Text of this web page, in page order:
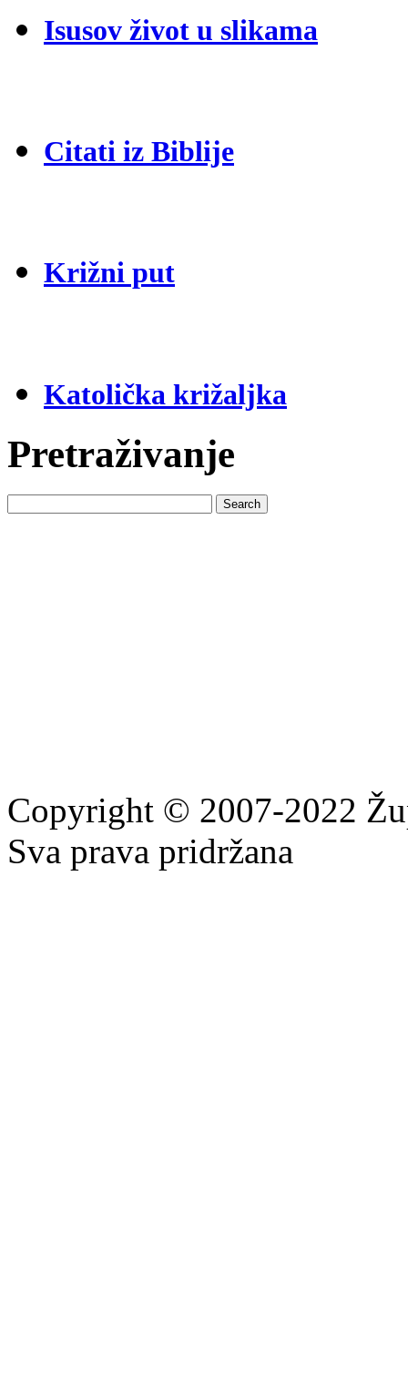
Isusov život u slikama
Citati iz Biblije
Križni put
Katolička križaljka
Pretraživanje
Copyright © 2007-2022
Sva prava pridržana